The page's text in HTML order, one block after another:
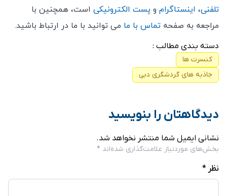
تلفنی، اینستاگرام و پست الکترونیکی است، همچنین با
مراجعه به صفحه تماس با ما می توانید با ما در ارتباط باشید.
دسته بندی مطالب :
کنسرت ها
جاذبه های گردشگری دبی
دیدگاهتان را بنویسید
نشانی ایمیل شما منتشر نخواهد شد.
بخش‌های موردنیاز علامت‌گذاری شده‌اند *
نظر *